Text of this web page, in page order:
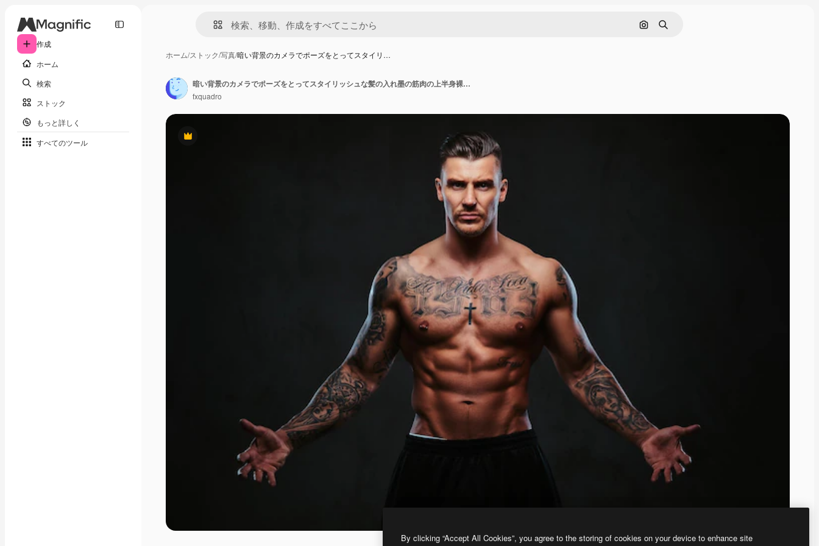
作成
ホーム
検索
ストック
もっと詳しく
すべてのツール
画像で検索
検索
ホーム/ストック/写真/暗い背景のカメラでポーズをとってスタイリ…
Premium
暗い背景のカメラでポーズをとってスタイリッシュな髪の入れ墨の筋肉の上半身裸の男。
fxquadro
By clicking “Accept All Cookies”, you agree to the storing of cookies on your device to enhance site